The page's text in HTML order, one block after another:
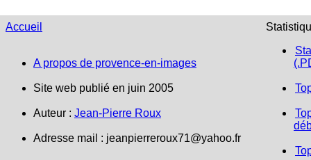
Accueil
A propos de provence-en-images
Site web publié en juin 2005
Auteur : Jean-Pierre Roux
Adresse mail : jeanpierreroux71@yahoo.fr